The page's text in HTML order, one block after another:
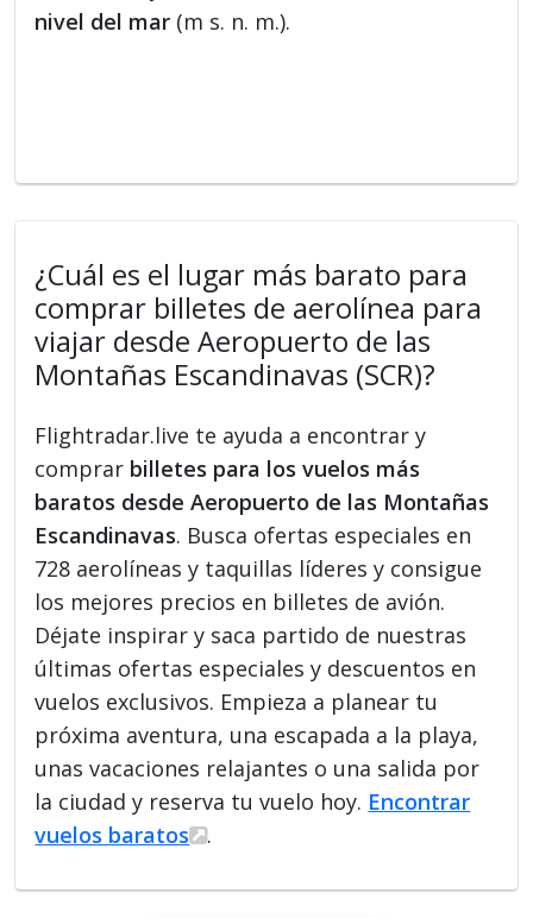
nivel del mar (m s. n. m.).
¿Cuál es el lugar más barato para
comprar billetes de aerolínea para
viajar desde Aeropuerto de las
Montañas Escandinavas (SCR)?
Flightradar.live te ayuda a encontrar y
comprar billetes para los vuelos más
baratos desde Aeropuerto de las Montañas
Escandinavas. Busca ofertas especiales en
728 aerolíneas y taquillas líderes y consigue
los mejores precios en billetes de avión.
Déjate inspirar y saca partido de nuestras
últimas ofertas especiales y descuentos en
vuelos exclusivos. Empieza a planear tu
próxima aventura, una escapada a la playa,
unas vacaciones relajantes o una salida por
la ciudad y reserva tu vuelo hoy. Encontrar
vuelos baratos
.